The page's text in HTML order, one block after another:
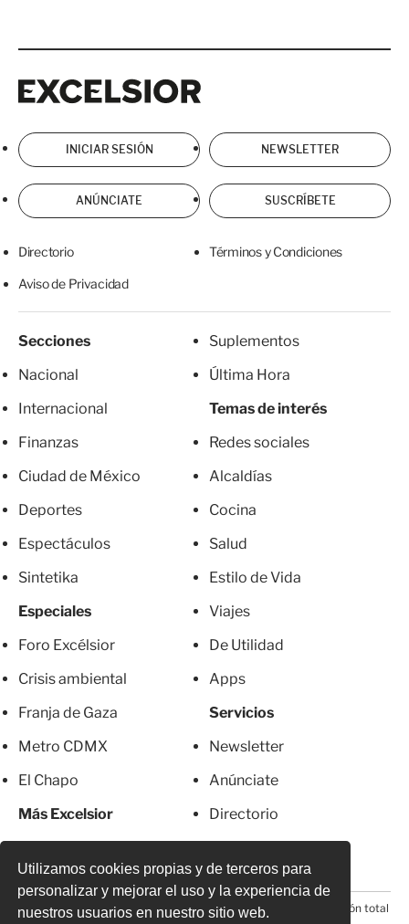
Utilizamos cookies propias y de terceros para
personalizar y mejorar el uso y la experiencia de
nuestros usuarios en nuestro sitio web.
INICIAR SESIÓN NEWSLETTER
ANÚNCIATE SUSCRÍBETE
Directorio Términos y Condiciones
Aviso de Privacidad
Secciones
Nacional
Internacional
Finanzas
Ciudad de México
Deportes
Espectáculos
Sintetika
Especiales
Foro Excélsior
Crisis ambiental
Franja de Gaza
Metro CDMX
El Chapo
Más Excelsior
Suplementos
Última Hora
Temas de interés
Redes sociales
Alcaldías
Cocina
Salud
Estilo de Vida
Viajes
De Utilidad
Apps
Servicios
Newsletter
Anúnciate
Directorio
© 2026 Todos los derechos reservados. Prohibida la reproducción total